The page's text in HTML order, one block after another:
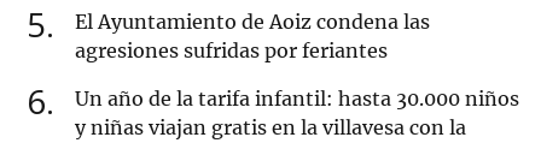
5
El Ayuntamiento de Aoiz condena las
agresiones sufridas por feriantes
6
Un año de la tarifa infantil: hasta 30.000 niños
y niñas viajan gratis en la villavesa con la